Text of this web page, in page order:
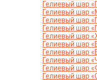
Гелиевый шар
Гелиевый шар
Гелиевый шар
Гелиевый шар
Гелиевый шар
Гелиевый шар
Гелиевый шар
Гелиевый шар
Гелиевый шар
Гелиевый шар